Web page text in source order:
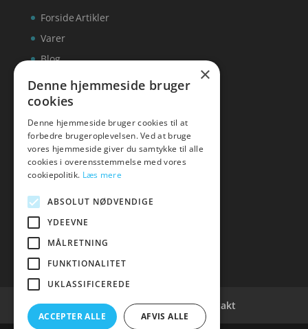
Forside
Varer
Blog
Kontakt
Artikler
hvidevaremagasinet
Tlf: 7876 8672
Mail:
Cookie- og privatlivspolitik Kontakt
×
Denne hjemmeside bruger
cookies
Denne hjemmeside bruger cookies til at
forbedre brugeroplevelsen. Ved at bruge
vores hjemmeside giver du samtykke til alle
cookies i overensstemmelse med vores
cookiepolitik. Læs mere
ABSOLUT NØDVENDIGE
YDEEVNE
MÅLRETNING
FUNKTIONALITET
UKLASSIFICEREDE
ACCEPTER ALLE AFVIS ALLE